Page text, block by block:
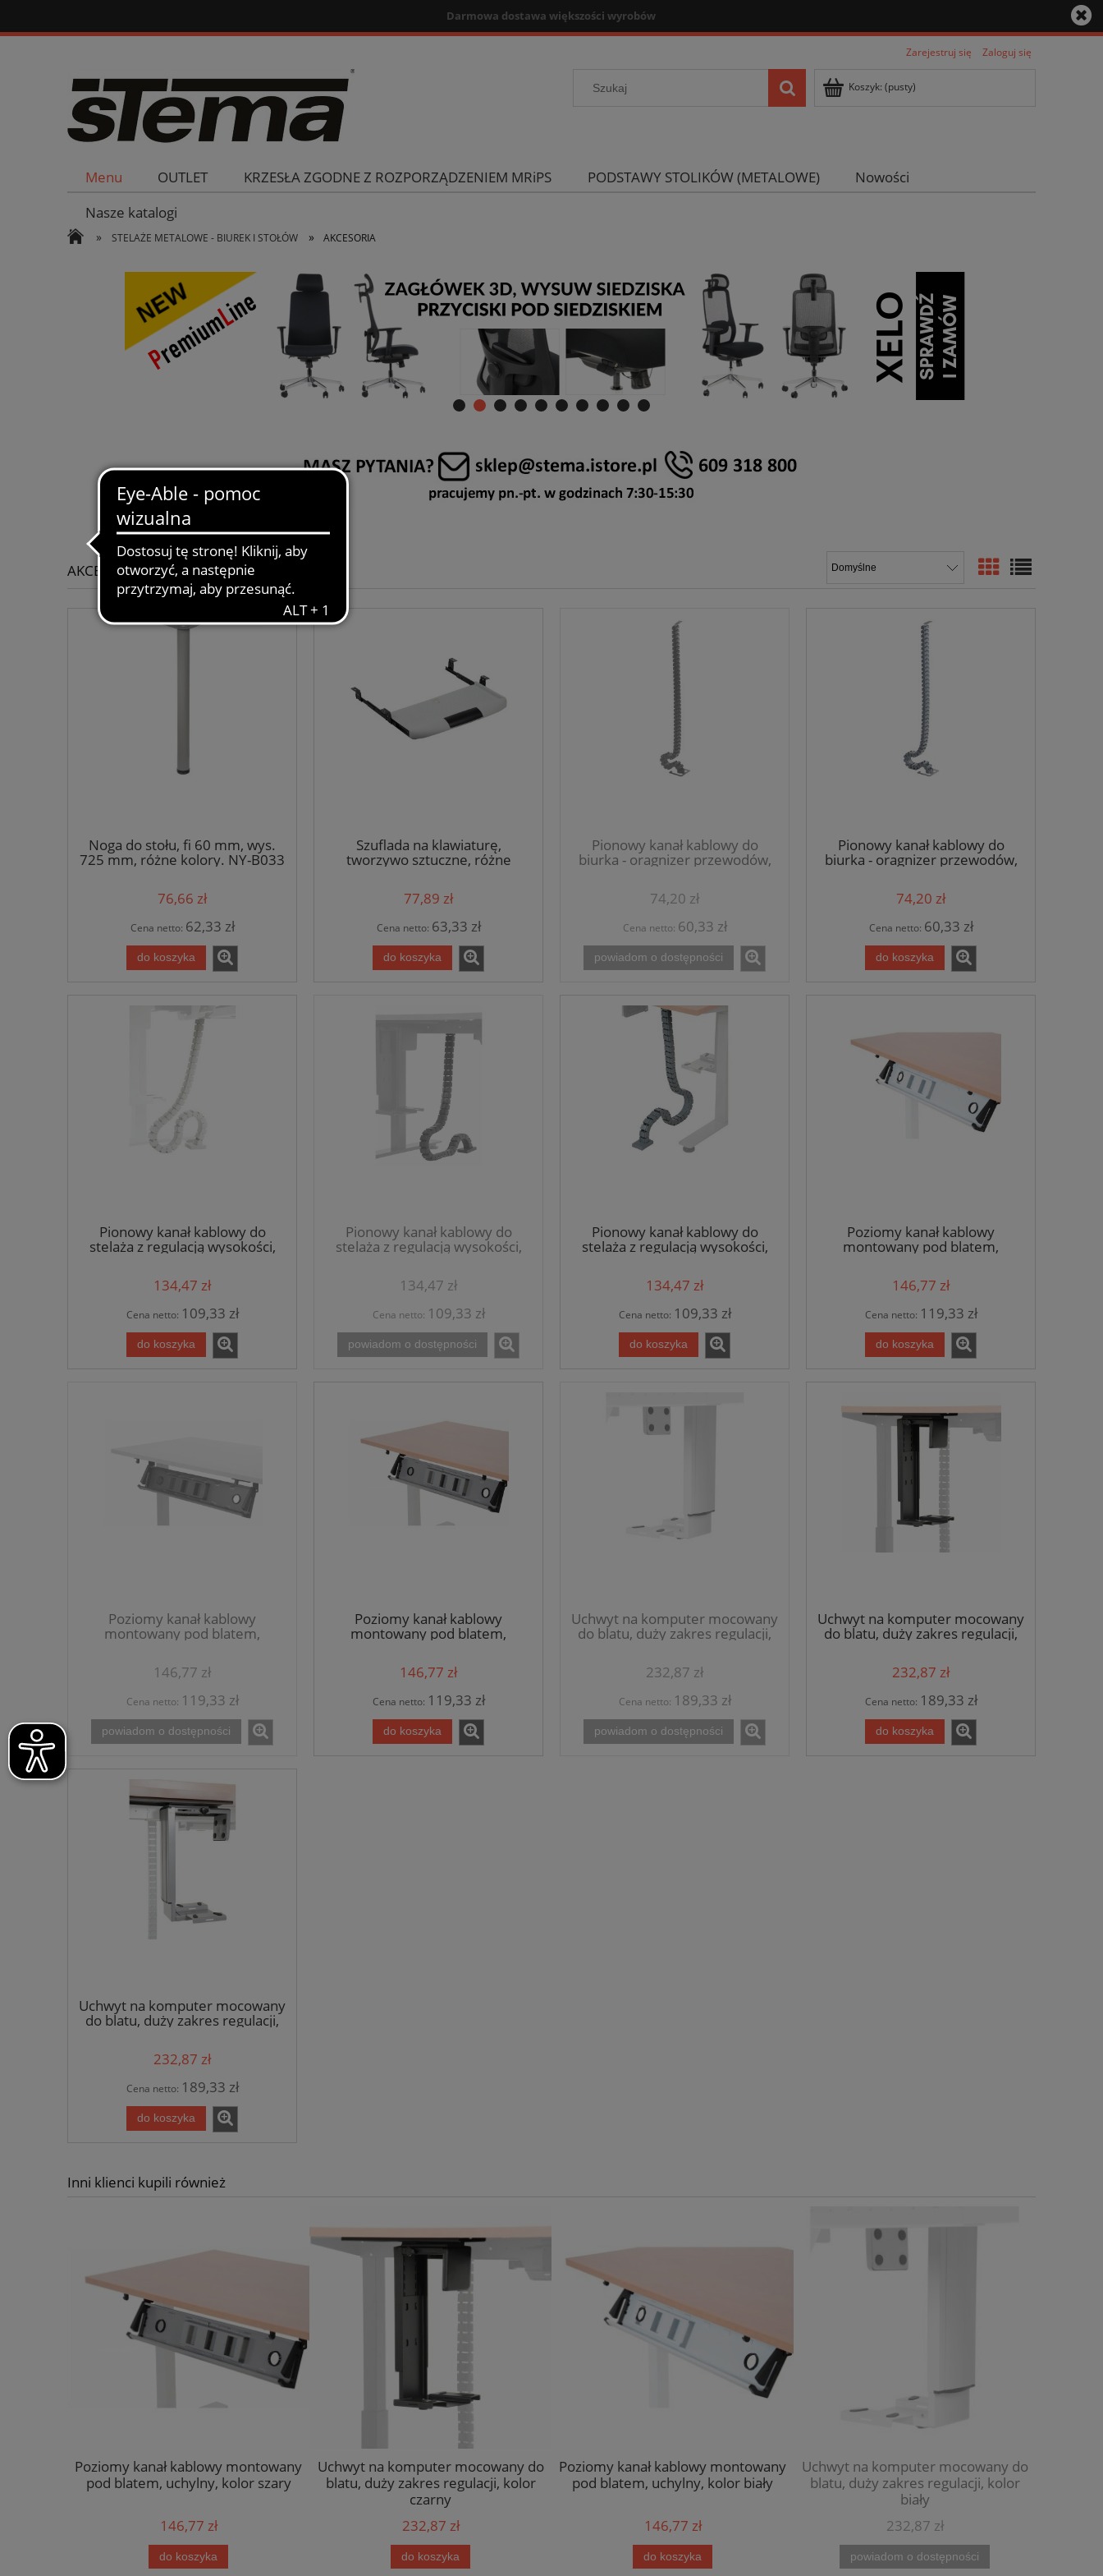
Zbieraj punkty za zakupy
Zarejestruj się Zaloguj się
Koszyk: (pusty)
Menu OUTLET KRZESŁA ZGODNE Z ROZPORZĄDZENIEM MRiPS PODSTAWY STOLIKÓW (METALOWE)
Nowości
Nasze katalogi
» STELAŻE METALOWE - BIUREK I STOŁÓW » AKCESORIA
AKCESORIA
Noga do stołu, fi 60 mm, wys.
725 mm, różne kolory. NY-B033
76,66 zł
Cena netto: 62,33 zł
do koszyka
Szuflada na klawiaturę,
tworzywo sztuczne, różne
77,89 zł
Cena netto: 63,33 zł
do koszyka
Pionowy kanał kablowy do
biurka - oragnizer przewodów,
74,20 zł
Cena netto: 60,33 zł
powiadom o dostępności
Pionowy kanał kablowy do
biurka - oragnizer przewodów,
74,20 zł
Cena netto: 60,33 zł
do koszyka
Pionowy kanał kablowy do
stelaża z regulacją wysokości,
134,47 zł
Cena netto: 109,33 zł
do koszyka
Pionowy kanał kablowy do
stelaża z regulacją wysokości,
134,47 zł
Cena netto: 109,33 zł
powiadom o dostępności
Pionowy kanał kablowy do
stelaża z regulacją wysokości,
134,47 zł
Cena netto: 109,33 zł
do koszyka
Poziomy kanał kablowy
montowany pod blatem,
146,77 zł
Cena netto: 119,33 zł
do koszyka
Poziomy kanał kablowy
montowany pod blatem,
146,77 zł
Cena netto: 119,33 zł
powiadom o dostępności
Poziomy kanał kablowy
montowany pod blatem,
146,77 zł
Cena netto: 119,33 zł
do koszyka
Uchwyt na komputer mocowany
do blatu, duży zakres regulacji,
232,87 zł
Cena netto: 189,33 zł
powiadom o dostępności
Uchwyt na komputer mocowany
do blatu, duży zakres regulacji,
232,87 zł
Cena netto: 189,33 zł
do koszyka
Uchwyt na komputer mocowany
do blatu, duży zakres regulacji,
232,87 zł
Cena netto: 189,33 zł
do koszyka
Inni klienci kupili również
Poziomy kanał kablowy montowany
pod blatem, uchylny, kolor szary
146,77 zł
do koszyka
Uchwyt na komputer mocowany do
blatu, duży zakres regulacji, kolor
czarny
232,87 zł
do koszyka
Poziomy kanał kablowy montowany
pod blatem, uchylny, kolor biały
146,77 zł
do koszyka
Uchwyt na komputer mocowany do
blatu, duży zakres regulacji, kolor
biały
232,87 zł
powiadom o dostępności